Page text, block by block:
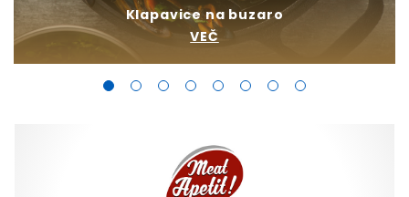
Klapavice na buzaro
VEČ